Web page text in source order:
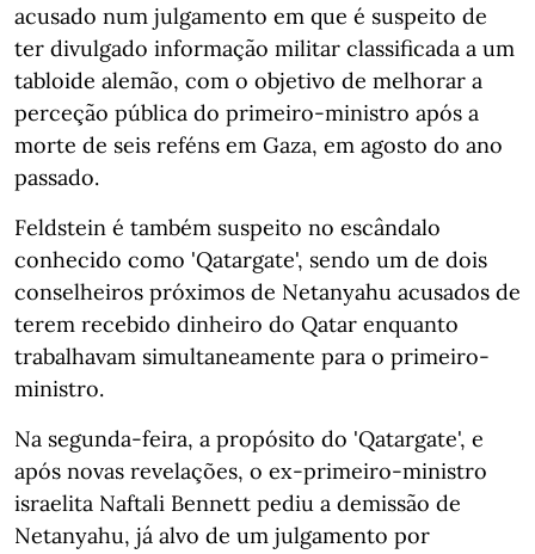
acusado num julgamento em que é suspeito de
ter divulgado informação militar classificada a um
tabloide alemão, com o objetivo de melhorar a
perceção pública do primeiro-ministro após a
morte de seis reféns em Gaza, em agosto do ano
passado.
Feldstein é também suspeito no escândalo
conhecido como 'Qatargate', sendo um de dois
conselheiros próximos de Netanyahu acusados de
terem recebido dinheiro do Qatar enquanto
trabalhavam simultaneamente para o primeiro-
ministro.
Na segunda-feira, a propósito do 'Qatargate', e
após novas revelações, o ex-primeiro-ministro
israelita Naftali Bennett pediu a demissão de
Netanyahu, já alvo de um julgamento por